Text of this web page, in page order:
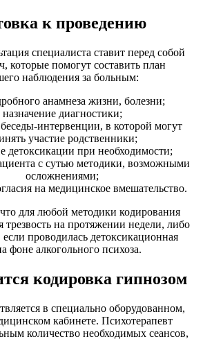
к проведению
специалиста ставит перед собой
которые помогут составить план
наблюдения за больным:
анамнеза жизни, болезни;
назначение диагностики;
интервенции, в которой могут
участие родственники;
детоксикации при необходимости;
с сутью методики, возможными
осложнениями;
на медицинское вмешательство.
для любой методики кодирования
трезвость на протяжении недели, либо
проводилась детоксикационная
фоне алкогольного психоза.
кодировка гипнозом
в специально оборудованном,
кабинете. Психотерапевт
количество необходимых сеансов,